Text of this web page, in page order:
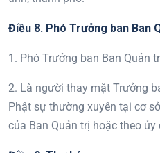
Điều 8. Phó Trưởng ban Ban
1. Phó Trưởng ban Ban Quản
2. Là người thay mặt Trưởng
Phật sự thường xuyên tại cơ
của Ban Quản trị hoặc theo